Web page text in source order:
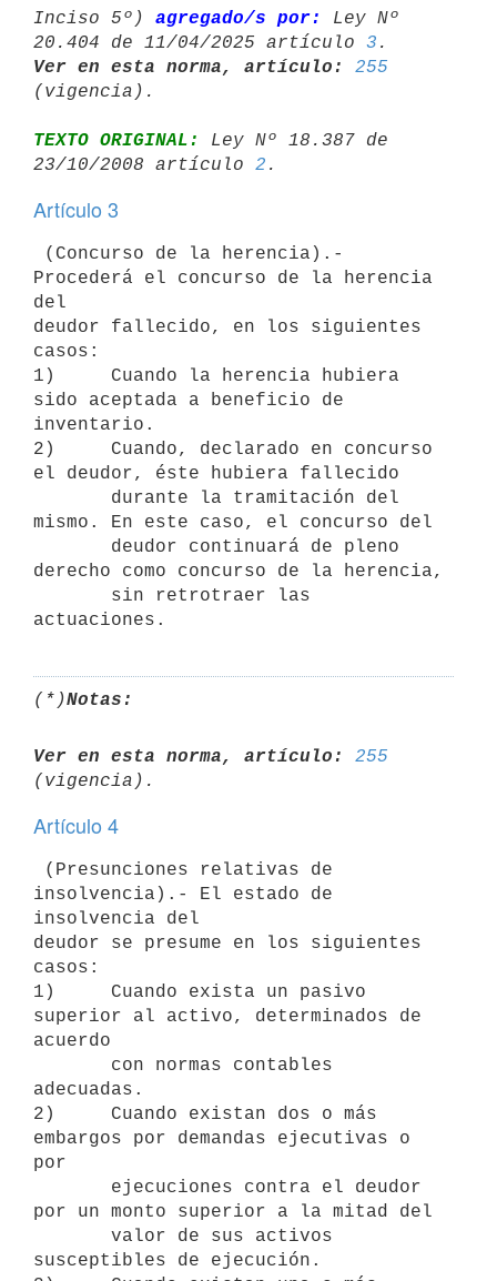
Inciso 5º) agregado/s por:
Ley Nº
20.404 de 11/04/2025 artículo 3
Ver en esta norma, artículo:
255
TEXTO ORIGINAL:
Ley Nº 18.387 de
23/10/2008 artículo 2
Artículo 3
Procederá el concurso de la herencia
del
deudor fallecido, en los siguientes
casos:
1)     Cuando la herencia hubiera
sido aceptada a beneficio de
inventario.
2)     Cuando, declarado en concurso
el deudor, éste hubiera fallecido
mismo. En este caso, el concurso del
derecho como concurso de la herencia,
(*)Notas:
Ver en esta norma, artículo:
255
Artículo 4
insolvencia).- El estado de
insolvencia del
deudor se presume en los siguientes
casos:
1)     Cuando exista un pasivo
superior al activo, determinados de
acuerdo
adecuadas.
2)     Cuando existan dos o más
embargos por demandas ejecutivas o
por
por un monto superior a la mitad del
susceptibles de ejecución.